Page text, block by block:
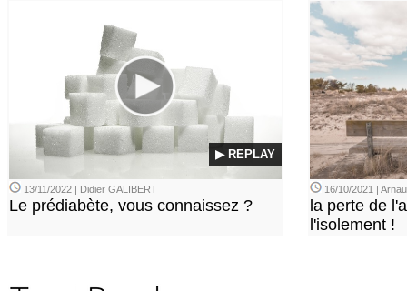
▶ REPLAY
13/11/2022 | Didier GALIBERT
Le prédiabète, vous connaissez ?
16/10/2021 |
la perte de
l'isolement !